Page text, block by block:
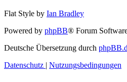
Flat Style by Ian Bradley
Powered by phpBB® Forum
Deutsche Übersetzung durch
Datenschutz | Nutzungsbedingungen